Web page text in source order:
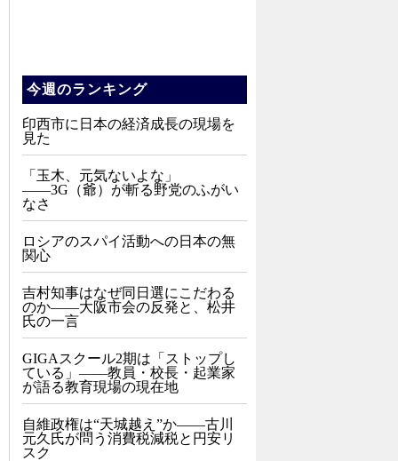
今週のランキング
印西市に日本の経済成長の現場を
見た
「玉木、元気ないよな」
――3G（爺）が斬る野党のふがい
なさ
ロシアのスパイ活動への日本の無
関心
吉村知事はなぜ同日選にこだわる
のか――大阪市会の反発と、松井
氏の一言
GIGAスクール2期は「ストップし
ている」——教員・校長・起業家
が語る教育現場の現在地
自維政権は“天城越え”か――古川
元久氏が問う消費税減税と円安リ
スク